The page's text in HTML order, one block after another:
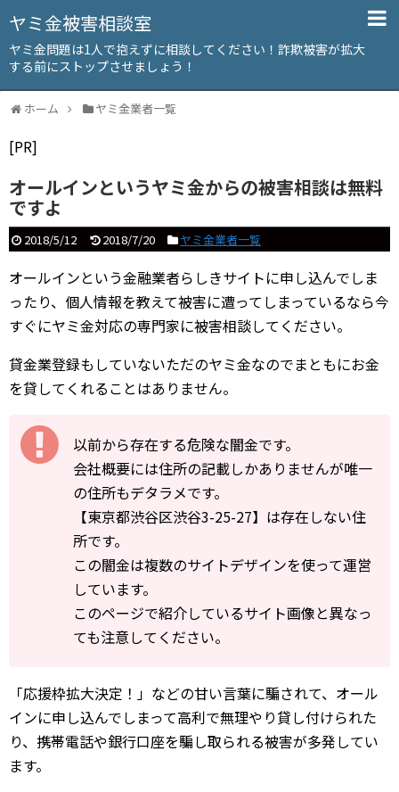
ヤミ金被害相談室
ヤミ金問題は1人で抱えずに相談してください！詐欺被害が拡大
する前にストップさせましょう！
ホーム ヤミ金業者一覧
[PR]
オールインというヤミ金からの被害相談は無料
ですよ
2018/5/12 2018/7/20 ヤミ金業者一覧
オールインという金融業者らしきサイトに申し込んでしま
ったり、個人情報を教えて被害に遭ってしまっているなら今
すぐにヤミ金対応の専門家に被害相談してください。
貸金業登録もしていないただのヤミ金なのでまともにお金
を貸してくれることはありません。
以前から存在する危険な闇金です。
会社概要には住所の記載しかありませんが唯一
の住所もデタラメです。
【東京都渋谷区渋谷3-25-27】は存在しない住
所です。
この闇金は複数のサイトデザインを使って運営
しています。
このページで紹介しているサイト画像と異なっ
ても注意してください。
「応援枠拡大決定！」などの甘い言葉に騙されて、オール
インに申し込んでしまって高利で無理やり貸し付けられた
り、携帯電話や銀行口座を騙し取られる被害が多発してい
ます。